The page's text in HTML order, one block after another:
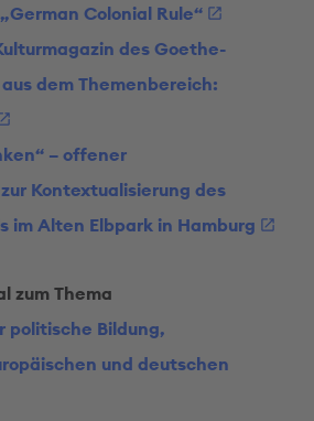
Colonial Rule“
des Goethe-
dem Themenbereich:
– offener
Kontextualisierung des
im Alten Elbpark in Hamburg
zum Thema
politische Bildung,
und deutschen